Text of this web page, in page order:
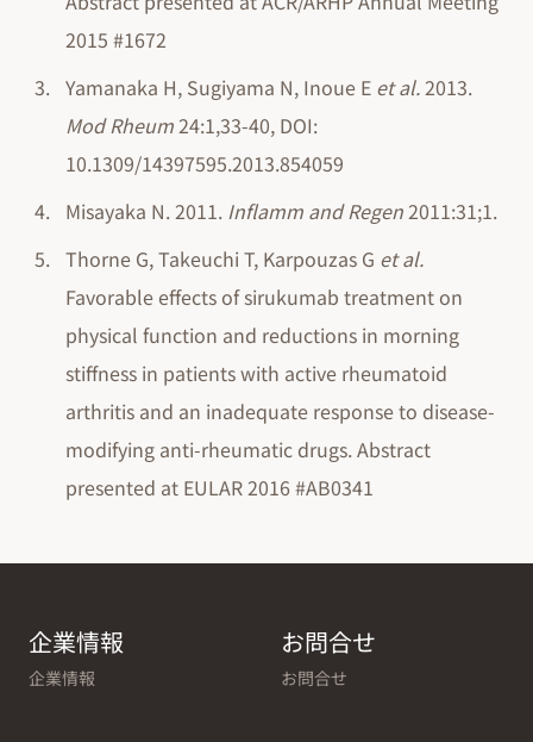
2015 #1672
Yamanaka H, Sugiyama N, Inoue E et al.2013.
Mod Rheum24:1,33-40, DOI:
10.1309/14397595.2013.854059
Misayaka N. 2011. Inflamm and Regen2011:31;1.
Thorne G, Takeuchi T, Karpouzas G et al.
Favorable effects of sirukumab treatment on
physical function and reductions in morning
stiffness in patients with active rheumatoid
arthritis and an inadequate response to disease-
modifying anti-rheumatic drugs. Abstract
presented at EULAR 2016 #AB0341
企業情報
企業情報
お問合せ
お問合せ